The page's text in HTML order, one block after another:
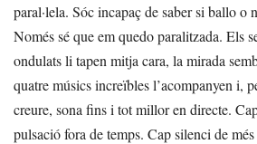
paral·lela. Sóc incapaç de saber si ballo o
Només sé que em quedo paralitzada. Els
ondulats li tapen mitja cara, la mirada
quatre músics increïbles l’acompanyen i,
creure, sona fins i tot millor en directe.
pulsació fora de temps. Cap silenci de